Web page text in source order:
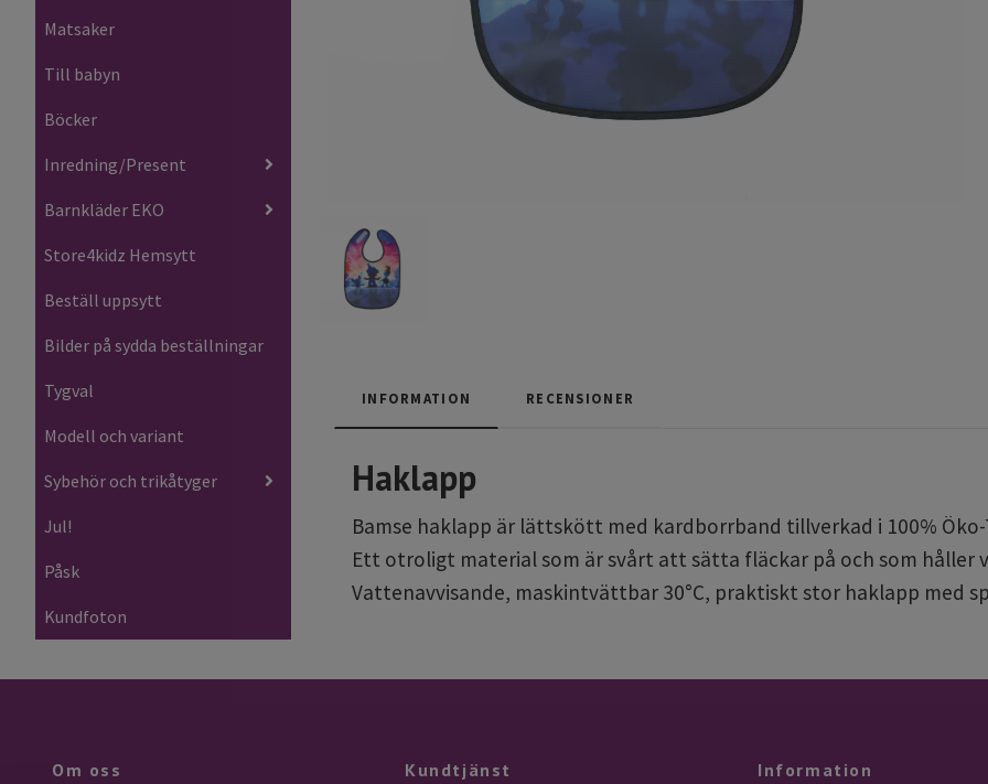
Matsaker
Till babyn
Böcker
Inredning/Present
Barnkläder EKO
Store4kidz Hemsytt
Beställ uppsytt
Bilder på sydda beställningar
Tygval
Modell och variant
Sybehör och trikåtyger
Jul!
Påsk
Kundfoton
INFORMATION RECENSIONER
Haklapp
Bamse haklapp är lättskött med kardborrband tillverkad i 100%
Ett otroligt material som är svårt att sätta fläckar på och som
Vattenavvisande, maskintvättbar 30°C, praktiskt stor haklapp med
Om oss Kundtjänst Information